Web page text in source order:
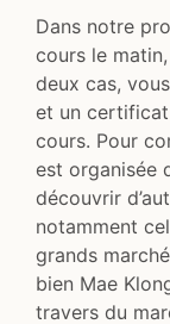
Dans notre
cours le
deux cas,
et un certificat
cours. Pour
est organisée
découvrir
notamment
grands
bien Mae
travers du